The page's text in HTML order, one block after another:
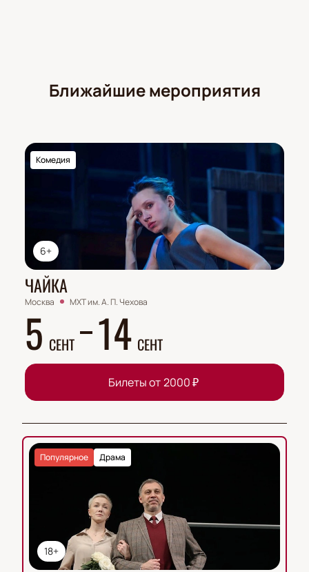
Ближайшие мероприятия
6+
Комедия
ЧАЙКА
Москва МХТ им. А. П. Чехова
5 СЕНТ 14 СЕНТ
Билеты от 2000₽
18+
Драма
Популярное